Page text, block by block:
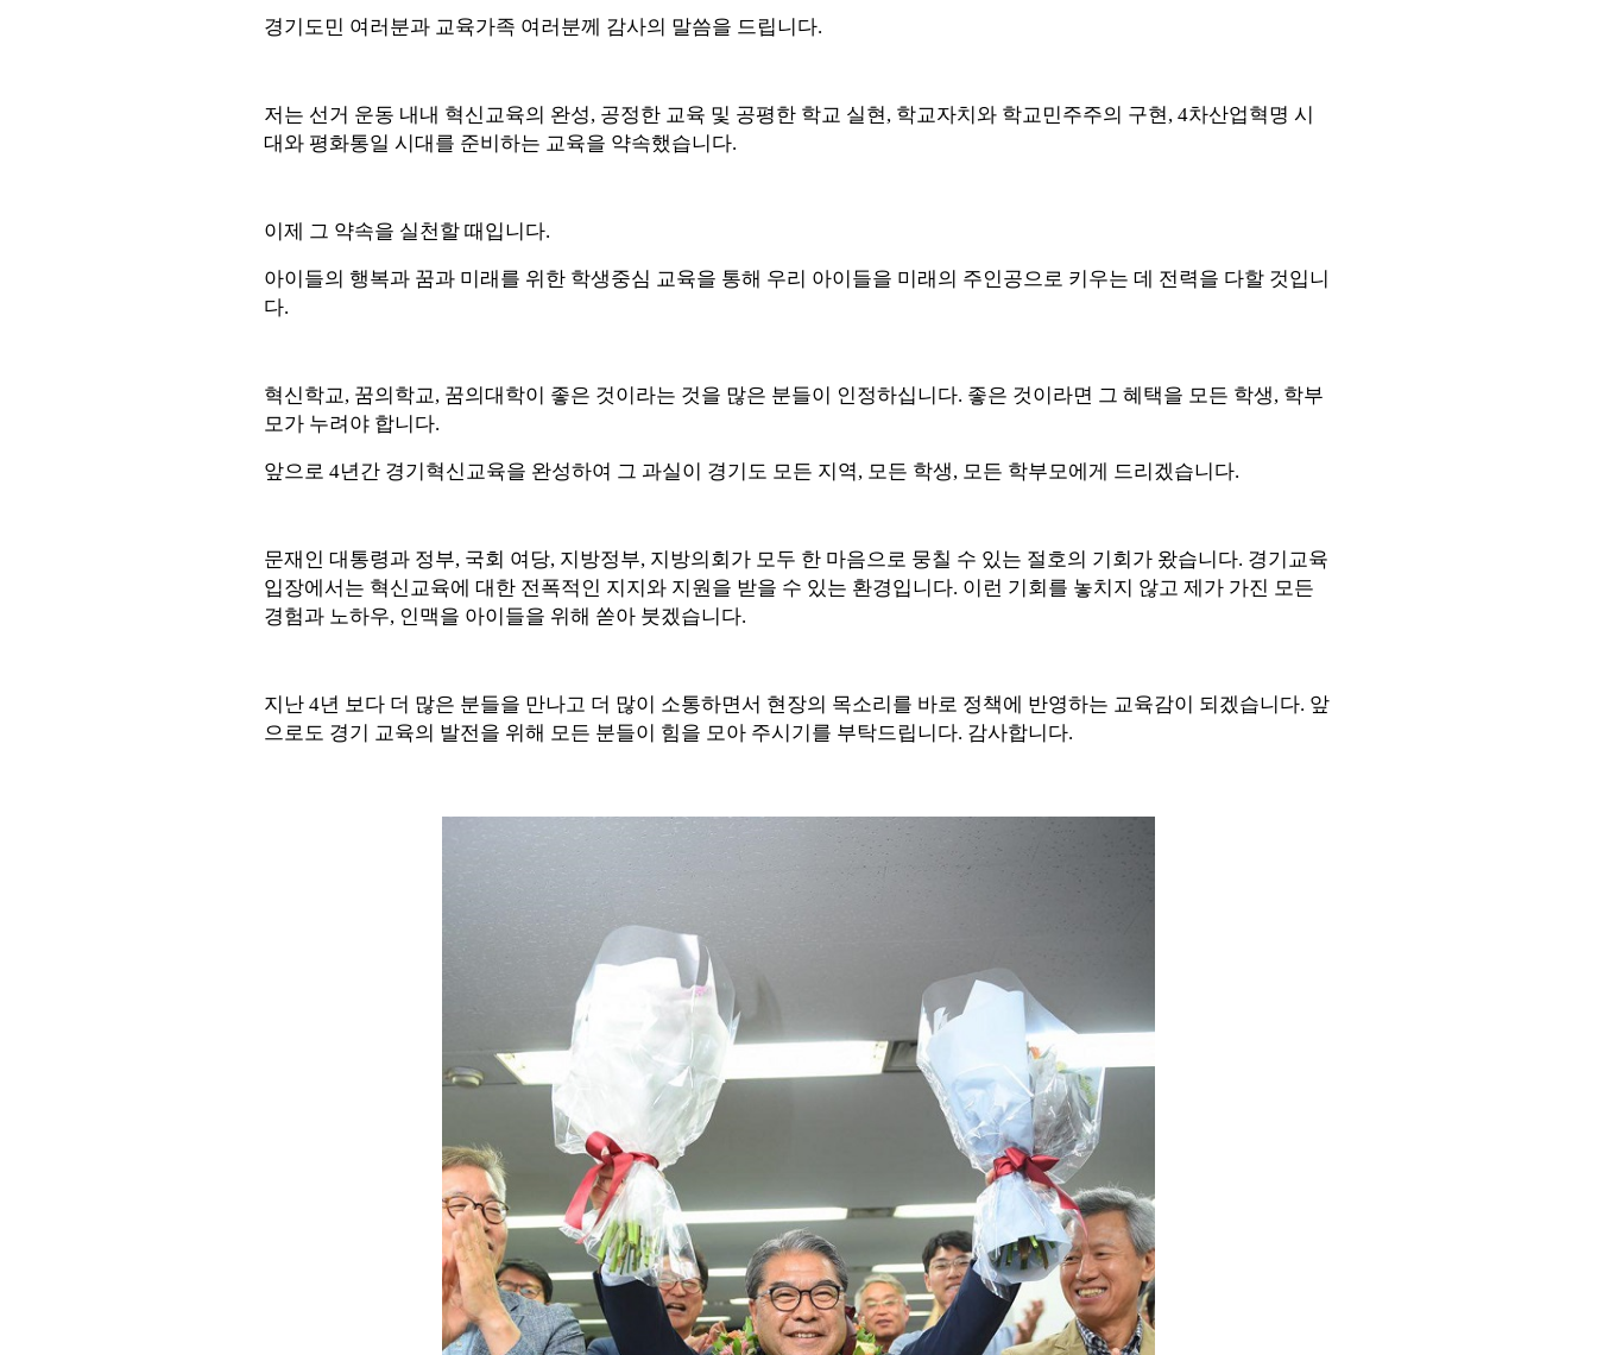
경기도민 여러분과 교육가족 여러분께 감사의 말씀을 드립니다.
저는 선거 운동 내내 혁신교육의 완성, 공정한 교육 및 공평한 학교 실현, 학교자치와 학교민주주의 구현, 4차산업혁명 시
대와 평화통일 시대를 준비하는 교육을 약속했습니다.
이제 그 약속을 실천할 때입니다.
아이들의 행복과 꿈과 미래를 위한 학생중심 교육을 통해 우리 아이들을 미래의 주인공으로 키우는 데 전력을 다할 것입니
다.
혁신학교, 꿈의학교, 꿈의대학이 좋은 것이라는 것을 많은 분들이 인정하십니다. 좋은 것이라면 그 혜택을 모든 학생, 학부
모가 누려야 합니다.
앞으로 4년간 경기혁신교육을 완성하여 그 과실이 경기도 모든 지역, 모든 학생, 모든 학부모에게 드리겠습니다.
문재인 대통령과 정부, 국회 여당, 지방정부, 지방의회가 모두 한 마음으로 뭉칠 수 있는 절호의 기회가 왔습니다. 경기교육
입장에서는 혁신교육에 대한 전폭적인 지지와 지원을 받을 수 있는 환경입니다. 이런 기회를 놓치지 않고 제가 가진 모든
경험과 노하우, 인맥을 아이들을 위해 쏟아 붓겠습니다.
지난 4년 보다 더 많은 분들을 만나고 더 많이 소통하면서 현장의 목소리를 바로 정책에 반영하는 교육감이 되겠습니다. 앞
으로도 경기 교육의 발전을 위해 모든 분들이 힘을 모아 주시기를 부탁드립니다. 감사합니다.